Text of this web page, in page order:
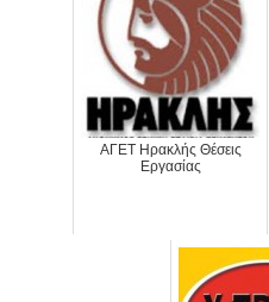
ΑΓΕΤ Ηρακλής Θέσεις
Εργασίας